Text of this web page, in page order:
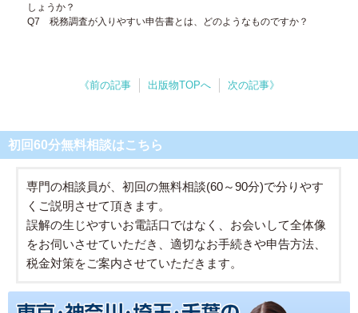
しょうか？
Q7 税務調査が入りやすい申告書とは、どのようなものですか？
《前の記事 出版物TOPへ 次の記事》
初回60分無料相談はこちら
専門の相談員が、初回の無料相談(60～90分)で分りやす
くご説明させて頂きます。
誤解の生じやすいお電話口ではなく、お会いして全体像
をお伺いさせていただき、適切なお手続きや申告方法、
税金対策をご案内させていただきます。